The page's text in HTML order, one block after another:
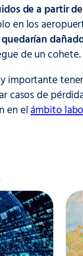
de a partir
en los
de un cohete.
importante
casos de
en elámbito